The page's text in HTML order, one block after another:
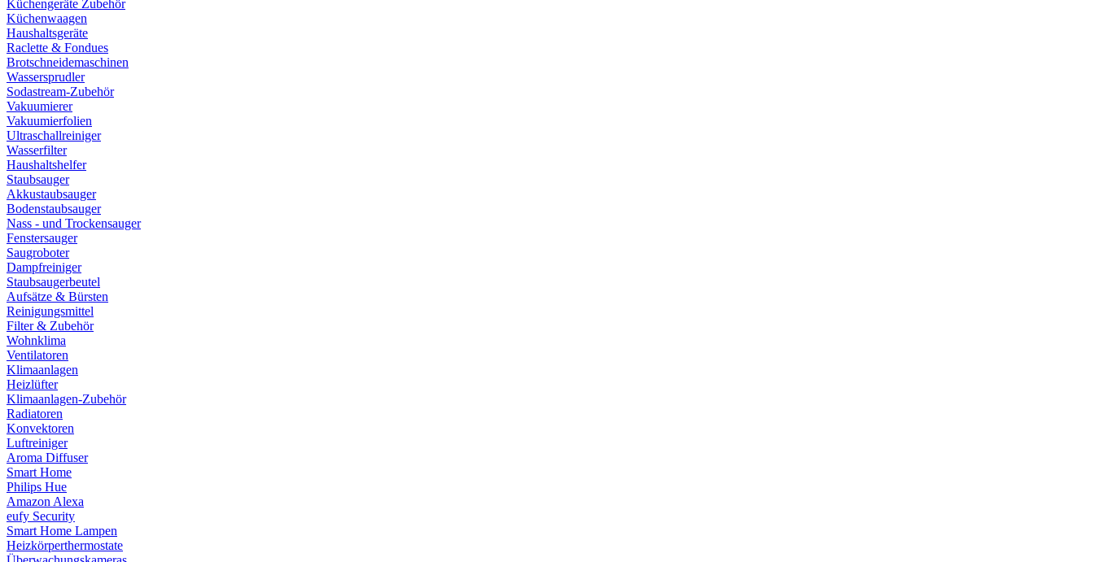
Küchengeräte Zubehör
Küchenwaagen
Haushaltsgeräte
Raclette & Fondues
Brotschneidemaschinen
Wassersprudler
Sodastream-Zubehör
Vakuumierer
Vakuumierfolien
Ultraschallreiniger
Wasserfilter
Haushaltshelfer
Staubsauger
Akkustaubsauger
Bodenstaubsauger
Nass - und Trockensauger
Fenstersauger
Saugroboter
Dampfreiniger
Staubsaugerbeutel
Aufsätze & Bürsten
Reinigungsmittel
Filter & Zubehör
Wohnklima
Ventilatoren
Klimaanlagen
Heizlüfter
Klimaanlagen-Zubehör
Radiatoren
Konvektoren
Luftreiniger
Aroma Diffuser
Smart Home
Philips Hue
Amazon Alexa
eufy Security
Smart Home Lampen
Heizkörperthermostate